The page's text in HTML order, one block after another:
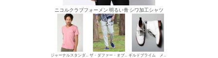
ニコルクラブフォーメン 明るい青 シワ加工シャツ
ジャーナルスタンダード VネックTシャツ ザ・ダファー・オブ・セントジョージ スウェットパンツ ギルドプライム メンズ ワークブーツ